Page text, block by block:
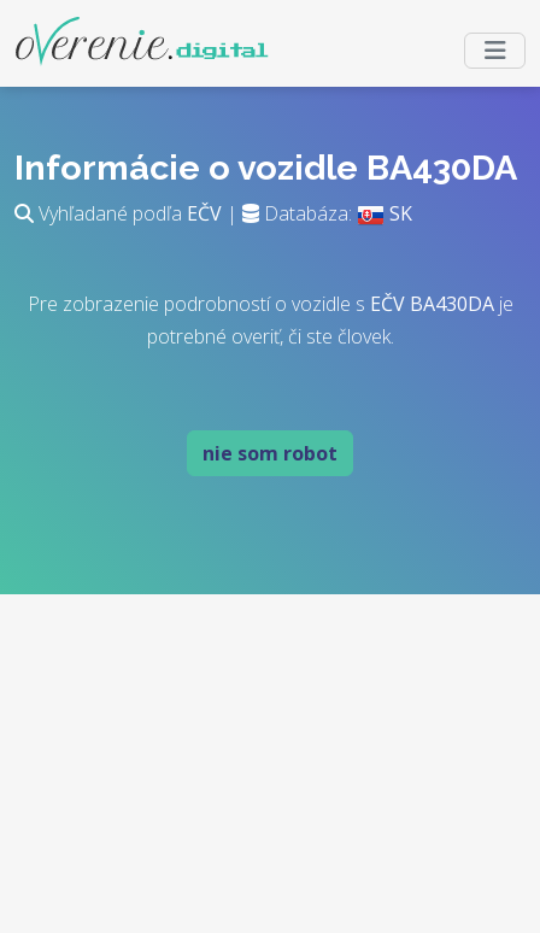
Informácie o vozidle BA430DA
Vyhľadané podľa EČV | Databáza: SK
Pre zobrazenie podrobností o vozidle s EČV BA430DAje
potrebné overiť, či ste človek.
nie som robot